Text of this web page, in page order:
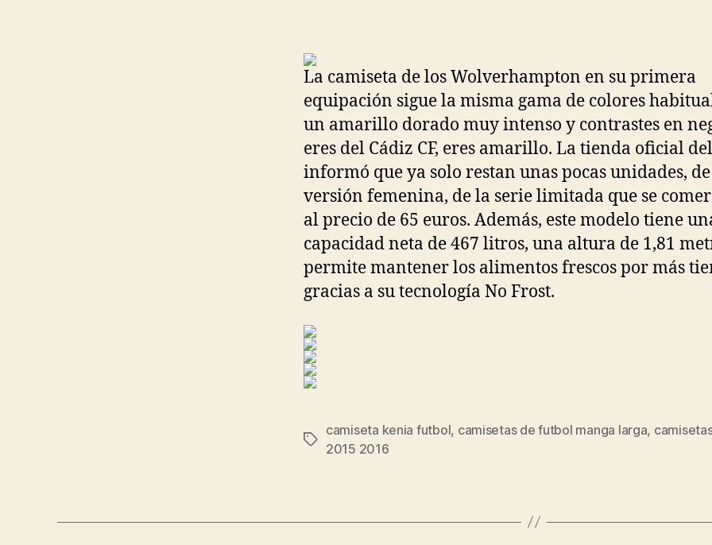
La camiseta de los Wolverhampton en su primera
equipación sigue la misma gama de colores
un amarillo dorado muy intenso y contrastes en
eres del Cádiz CF, eres amarillo. La tienda oficial
informó que ya solo restan unas pocas unidades,
versión femenina, de la serie limitada que se
al precio de 65 euros. Además, este modelo tiene
capacidad neta de 467 litros, una altura de 1,81
permite mantener los alimentos frescos por más
gracias a su tecnología No Frost.
Etiquetas
camiseta kenia futbol, camisetas de futbol manga larga,
2015 2016